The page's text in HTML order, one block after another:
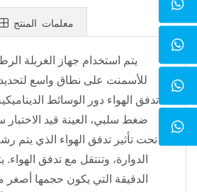
معلمات المنتج
يتم استخدام جهاز الغربلة
للأسمنت على نطاق واسع لتحديد
تدفق الهواء دور الوسائط
ضغط سلبي، العينة قيد
تحت تأثير تدفق الهواء الذي يتم
الدوارة، وتنتقل مع تدفق
الدقيقة التي يكون حجمها أصغر